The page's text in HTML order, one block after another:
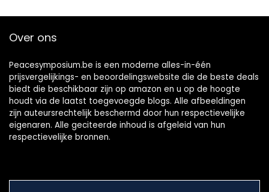
Over ons
Peacesymposium.be is een moderne alles-in-één
prijsvergelijkings- en beoordelingswebsite die de beste deals
biedt die beschikbaar zijn op amazon en u op de hoogte
houdt via de laatst toegevoegde blogs. Alle afbeeldingen
zijn auteursrechtelijk beschermd door hun respectievelijke
eigenaren. Alle geciteerde inhoud is afgeleid van hun
respectievelijke bronnen.